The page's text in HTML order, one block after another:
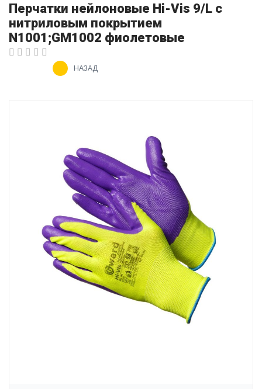
Перчатки нейлоновые Hi-Vis 9/L с
нитриловым покрытием
N1001;GM1002 фиолетовые
НАЗАД